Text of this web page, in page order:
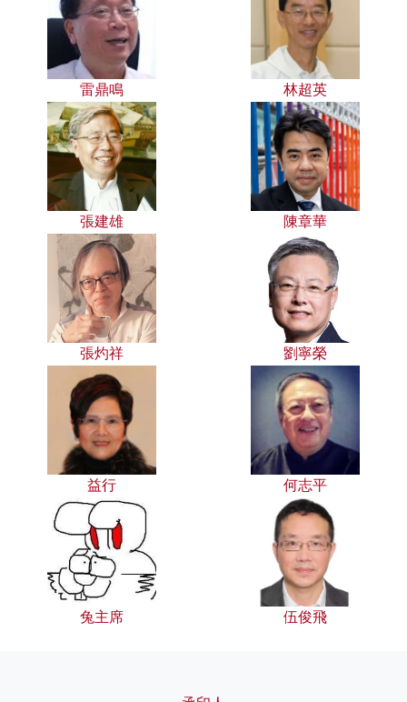
雷鼎鳴 林超英
張建雄 陳章華
張灼祥 劉寧榮
益行 何志平
兔主席 伍俊飛